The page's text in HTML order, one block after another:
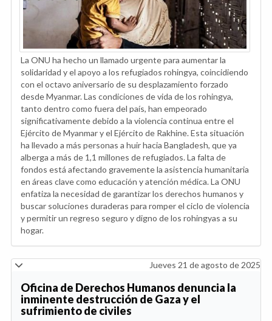
La ONU ha hecho un llamado urgente para aumentar la
solidaridad y el apoyo a los refugiados rohingya, coincidiendo
con el octavo aniversario de su desplazamiento forzado
desde Myanmar. Las condiciones de vida de los rohingya,
tanto dentro como fuera del país, han empeorado
significativamente debido a la violencia continua entre el
Ejército de Myanmar y el Ejército de Rakhine. Esta situación
ha llevado a más personas a huir hacia Bangladesh, que ya
alberga a más de 1,1 millones de refugiados. La falta de
fondos está afectando gravemente la asistencia humanitaria
en áreas clave como educación y atención médica. La ONU
enfatiza la necesidad de garantizar los derechos humanos y
buscar soluciones duraderas para romper el ciclo de violencia
y permitir un regreso seguro y digno de los rohingyas a su
hogar.
Jueves 21 de agosto de 2025
Oficina de Derechos Humanos denuncia la
inminente destrucción de Gaza y el
sufrimiento de civiles